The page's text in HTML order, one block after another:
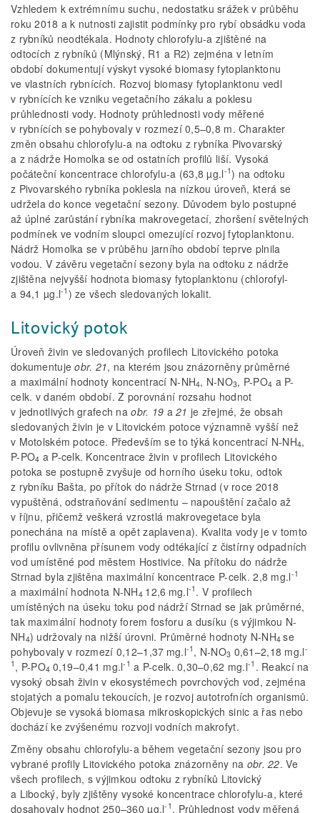
Vzhledem k extrémnímu suchu, nedostatku srážek v průběhu
roku 2018 a k nutnosti zajistit podmínky pro rybí obsádku voda
z rybníků neodtékala. Hodnoty chlorofylu-a zjištěné na
odtocích z rybníků (Mlýnský, R1 a R2) zejména v letním
období dokumentují výskyt vysoké biomasy fytoplanktonu
ve vlastních rybnících. Rozvoj biomasy fytoplanktonu vedl
v rybnících ke vzniku vegetačního zákalu a poklesu
průhlednosti vody. Hodnoty průhlednosti vody měřené
v rybnících se pohybovaly v rozmezí 0,5–0,8 m. Charakter
změn obsahu chlorofylu-a na odtoku z rybníka Pivovarský
a z nádrže Homolka se od ostatních profilů liší. Vysoká
počáteční koncentrace chlorofylu-a (63,8 µg.l-1) na odtoku
z Pivovarského rybníka poklesla na nízkou úroveň, která se
udržela do konce vegetační sezony. Důvodem bylo postupné
až úplné zarůstání rybníka makrovegetací, zhoršení světelných
podmínek ve vodním sloupci omezující rozvoj fytoplanktonu.
Nádrž Homolka se v průběhu jarního období teprve plnila
vodou. V závěru vegetační sezony byla na odtoku z nádrže
zjištěna nejvyšší hodnota biomasy fytoplanktonu (chlorofyl-
a 94,1 µg.l-1 ) ze všech sledovaných lokalit.
Litovický potok
Úroveň živin ve sledovaných profilech Litovického potoka
dokumentujeobr. 21, na kterém jsou znázorněny průměrné
a maximální hodnoty koncentrací N-NH4, N-NO3, P-PO4 a P-
celk. v daném období. Z porovnání rozsahu hodnot
v jednotlivých grafech naobr. 19 a21 je zřejmé, že obsah
sledovaných živin je v Litovickém potoce významně vyšší než
v Motolském potoce. Především se to týká koncentrací N-NH4,
P-PO4 a P-celk. Koncentrace živin v profilech Litovického
potoka se postupně zvyšuje od horního úseku toku, odtok
z rybníku Bašta, po přítok do nádrže Strnad (v roce 2018
vypuštěná, odstraňování sedimentu – napouštění začalo až
v říjnu, přičemž veškerá vzrostlá makrovegetace byla
ponechána na místě a opět zaplavena). Kvalita vody je v tomto
profilu ovlivněna přísunem vody odtékající z čistírny odpadních
vod umístěné pod městem Hostivice. Na přítoku do nádrže
Strnad byla zjištěna maximální koncentrace P-celk. 2,8 mg.l-1
a maximální hodnota N-NH4 12,6 mg.l-1 . V profilech
umístěných na úseku toku pod nádrží Strnad se jak průměrné,
tak maximální hodnoty forem fosforu a dusíku (s výjimkou N-
NH4) udržovaly na nižší úrovni. Průměrné hodnoty N-NH4se
pohybovaly v rozmezí 0,12–1,37 mg.l-1 , N-NO3 0,61–2,18 mg.l-
1 , P-PO4 0,19–0,41 mg.l-1 a P-celk. 0,30–0,62 mg.l-1 . Reakcí na
vysoký obsah živin v ekosystémech povrchových vod, zejména
stojatých a pomalu tekoucích, je rozvoj autotrofních organismů.
Objevuje se vysoká biomasa mikroskopických sinic a řas nebo
dochází ke zvýšenému rozvoji vodních makrofyt.
Změny obsahu chlorofylu-a během vegetační sezony jsou pro
vybrané profily Litovického potoka znázorněny na obr. 22. Ve
všech profilech, s výjimkou odtoku z rybníků Litovický
a Libocký, byly zjištěny vysoké koncentrace chlorofylu-a, které
dosahovaly hodnot 250–360 µg.l-1 . Průhlednost vody měřená